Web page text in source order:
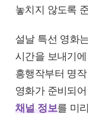
놓치지 않도록
설날 특선 영화
시간을 보내기
흥행작부터 명
영화가 준비되
채널 정보를 미